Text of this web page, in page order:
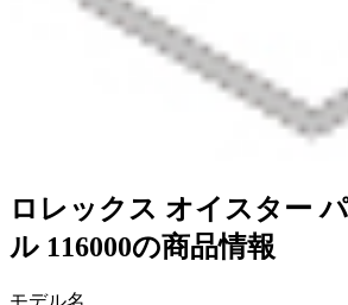
ロレックス オイスター
ル 116000の商品情報
モデル名